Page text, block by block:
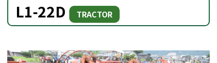
L1-22D TRACTOR